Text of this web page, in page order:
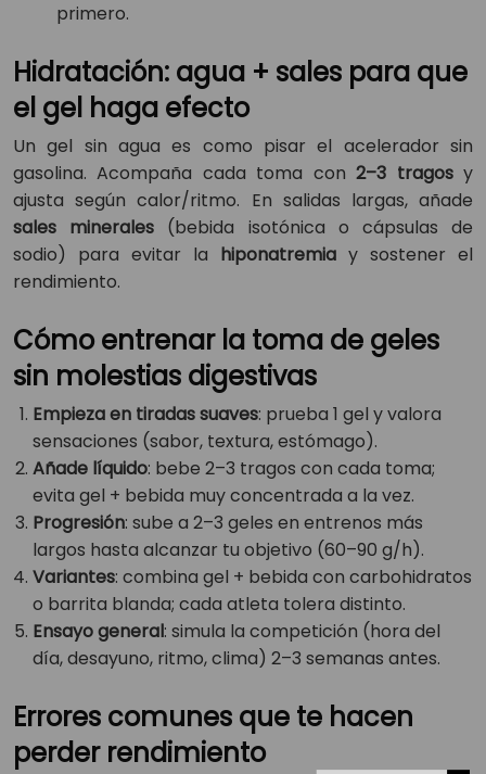
primero.
Hidratación: agua + sales para que
el gel haga efecto
Un gel sin agua es como pisar el acelerador sin
gasolina. Acompaña cada toma con2–3 tragosy
ajusta según calor/ritmo. En salidas largas, añade
sales minerales (bebida isotónica o cápsulas de
sodio) para evitar la hiponatremia y sostener el
rendimiento.
Cómo entrenar la toma de geles
sin molestias digestivas
Empieza en tiradas suaves: prueba 1 gel y valora
sensaciones (sabor, textura, estómago).
Añade líquido: bebe 2–3 tragos con cada toma;
evita gel + bebida muy concentrada a la vez.
Progresión: sube a 2–3 geles en entrenos más
largos hasta alcanzar tu objetivo (60–90 g/h).
Variantes: combina gel + bebida con carbohidratos
o barrita blanda; cada atleta tolera distinto.
Ensayo general: simula la competición (hora del
día, desayuno, ritmo, clima) 2–3 semanas antes.
Errores comunes que te hacen
perder rendimiento